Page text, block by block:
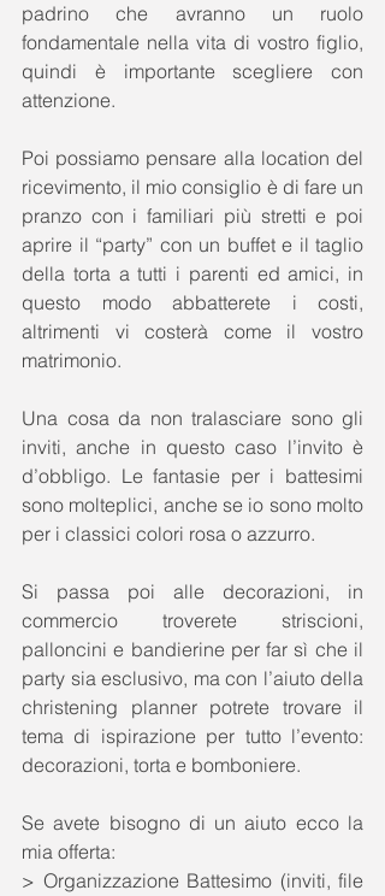
padrino che avranno un ruolo
fondamentale nella vita di vostro figlio,
quindi è importante scegliere con
attenzione.
Poi possiamo pensare alla location del
ricevimento, il mio consiglio è di fare un
pranzo con i familiari più stretti e poi
aprire il “party” con un buffet e il taglio
della torta a tutti i parenti ed amici, in
questo modo abbatterete i costi,
altrimenti vi costerà come il vostro
matrimonio.
Una cosa da non tralasciare sono gli
inviti, anche in questo caso l’invito è
d’obbligo. Le fantasie per i battesimi
sono molteplici, anche se io sono molto
per i classici colori rosa o azzurro.
Si passa poi alle decorazioni, in
commercio troverete striscioni,
palloncini e bandierine per far sì che il
party sia esclusivo, ma con l’aiuto della
christening planner potrete trovare il
tema di ispirazione per tutto l’evento:
decorazioni, torta e bomboniere.
Se avete bisogno di un aiuto ecco la
mia offerta:
> Organizzazione Battesimo (inviti, file